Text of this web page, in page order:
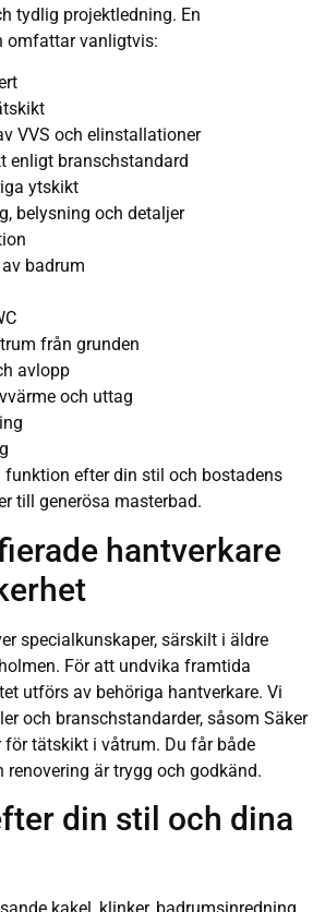
tydlig projektledning. En
omfattar vanligtvis:
VVS och elinstallationer
enligt branschstandard
ytskikt
belysning och detaljer
badrum
från grunden
avlopp
och uttag
efter din stil och bostadens
till generösa masterbad.
hantverkare
specialkunskaper, särskilt i äldre
För att undvika framtida
utförs av behöriga hantverkare. Vi
och branschstandarder, såsom Säker
tätskikt i våtrum. Du får både
är trygg och godkänd.
din stil och dina